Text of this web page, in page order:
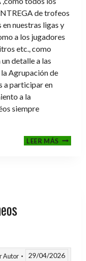
de trofeos
nuestras ligas y
a los jugadores
etc., como
detalle a las
la Agrupación de
a participar en
a la
siempre
LEER MÁSCENA-
Autor 29/04/2026